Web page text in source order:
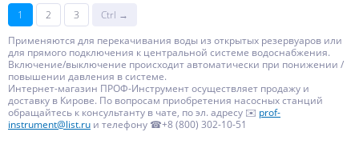
1 2 3
Ctrl →
Применяются для перекачивания воды из открытых резервуаров или
для прямого подключения к центральной системе водоснабжения.
Включение/выключение происходит автоматически при понижении /
повышении давления в системе.
Интернет-магазин ПРОФ-Инструмент осуществляет продажу и
доставку в Кирове. По вопросам приобретения насосных станций
обращайтесь к консультанту в чате, по эл. адресу ✉️ prof-
instrument@list.ru и телефону ☎+8 (800) 302-10-51